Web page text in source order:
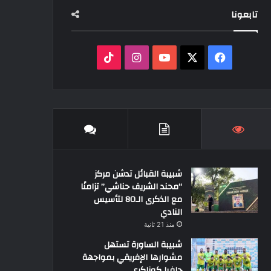
تابعونا
فيسبوك ‫YouTubeانستقرام
شبيبة القبائل تدشن مركز
“محند الشريف حناشي” تزامنًا
مع الذكرى الـ80 لتأسيس
النادي
منذ 21 ثانية
شبيبة الساورة تستهل
مشوارها الإفريقي بمواجهة